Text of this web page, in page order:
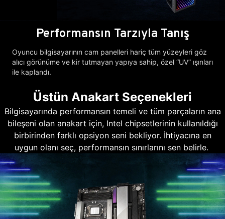
Performansın Tarzıyla Tanış
Oyuncu bilgisayarının cam panelleri hariç tüm yüzeyleri göz
alıcı görünüme ve kir tutmayan yapıya sahip, özel “UV” ışınları
ile kaplandı.
Üstün Anakart Seçenekleri
Bilgisayarında performansın temeli ve tüm parçaların ana
bileşeni olan anakart için, Intel chipsetlerinin kullanıldığı
birbirinden farklı opsiyon seni bekliyor. İhtiyacına en
uygun olanı seç, performansın sınırlarını sen belirle.